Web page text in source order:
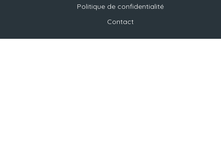
Politique de confidentialité
Contact